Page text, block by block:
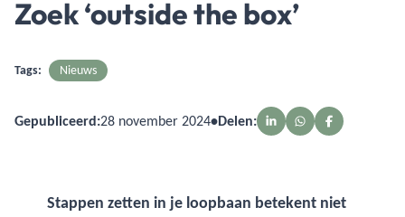
Zoek ‘outside the box’
Tags: Nieuws
Gepubliceerd:28 november 2024•Delen:
Stappen zetten in je loopbaan betekent niet